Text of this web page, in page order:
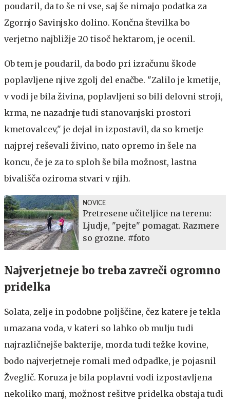
poudaril, da to še ni vse, saj še nimajo podatka za
Zgornjo Savinjsko dolino. Končna številka bo
verjetno najbližje 20 tisoč hektarom, je ocenil.
Ob tem je poudaril, da bodo pri izračunu škode
poplavljene njive zgolj del enačbe. "Zalilo je kmetije,
v vodi je bila živina, poplavljeni so bili delovni stroji,
krma, ne nazadnje tudi stanovanjski prostori
kmetovalcev," je dejal in izpostavil, da so kmetje
najprej reševali živino, nato opremo in šele na
koncu, če je za to sploh še bila možnost, lastna
bivališča oziroma stvari v njih.
NOVICE
Pretresene učiteljice na terenu:
Ljudje, "pejte" pomagat. Razmere
so grozne. #foto
Najverjetneje bo treba zavreči ogromno
pridelka
Solata, zelje in podobne poljščine, čez katere je tekla
umazana voda, v kateri so lahko ob mulju tudi
najrazličnejše bakterije, morda tudi težke kovine,
bodo najverjetneje romali med odpadke, je pojasnil
Žveglič. Koruza je bila poplavni vodi izpostavljena
nekoliko manj, možnost rešitve pridelka obstaja tudi